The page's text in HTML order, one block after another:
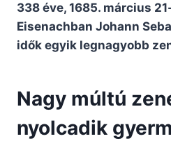
338 éve, 1685. március
Eisenachban Johann
idők egyik legnagyobb
Nagy múltú
nyolcadik